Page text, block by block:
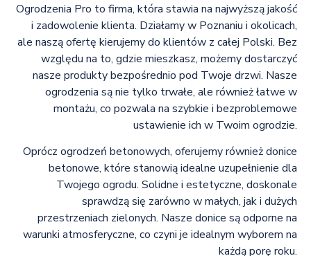
Ogrodzenia Pro to firma, która stawia na najwyższą jakość
i zadowolenie klienta. Działamy w Poznaniu i okolicach,
ale naszą ofertę kierujemy do klientów z całej Polski. Bez
względu na to, gdzie mieszkasz, możemy dostarczyć
nasze produkty bezpośrednio pod Twoje drzwi. Nasze
ogrodzenia są nie tylko trwałe, ale również łatwe w
montażu, co pozwala na szybkie i bezproblemowe
ustawienie ich w Twoim ogrodzie.
Oprócz ogrodzeń betonowych, oferujemy również donice
betonowe, które stanowią idealne uzupełnienie dla
Twojego ogrodu. Solidne i estetyczne, doskonale
sprawdzą się zarówno w małych, jak i dużych
przestrzeniach zielonych. Nasze donice są odporne na
warunki atmosferyczne, co czyni je idealnym wyborem na
każdą porę roku.